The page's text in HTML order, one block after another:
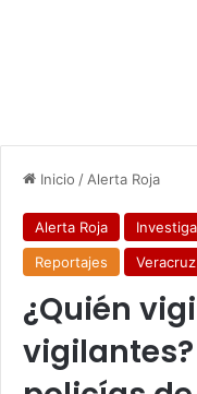
Inicio / Alerta Roja
Alerta Roja
Reportajes
¿Quién